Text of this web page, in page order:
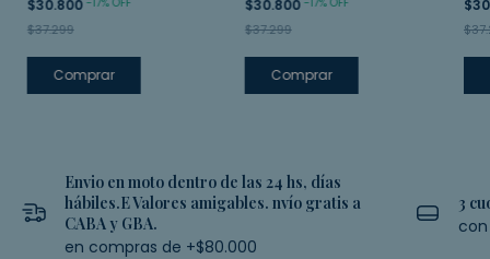
$30.800
$37.299
$30.800
$37.299
Envio en moto dentro de las 24 hs, días
hábiles.E Valores amigables. nvío gratis a
CABA y GBA.
en compras de +$80.000
3